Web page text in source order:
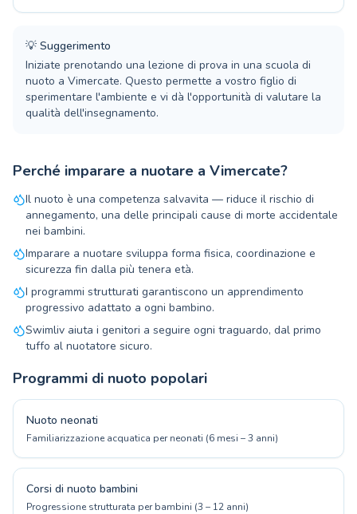
💡 Suggerimento
Iniziate prenotando una lezione di prova in una scuola di
nuoto a Vimercate. Questo permette a vostro figlio di
sperimentare l'ambiente e vi dà l'opportunità di valutare la
qualità dell'insegnamento.
Perché imparare a nuotare a Vimercate?
Il nuoto è una competenza salvavita — riduce il rischio di
annegamento, una delle principali cause di morte accidentale
nei bambini.
Imparare a nuotare sviluppa forma fisica, coordinazione e
sicurezza fin dalla più tenera età.
I programmi strutturati garantiscono un apprendimento
progressivo adattato a ogni bambino.
Swimliv aiuta i genitori a seguire ogni traguardo, dal primo
tuffo al nuotatore sicuro.
Programmi di nuoto popolari
Nuoto neonati
Familiarizzazione acquatica per neonati (6 mesi – 3 anni)
Corsi di nuoto bambini
Progressione strutturata per bambini (3 – 12 anni)